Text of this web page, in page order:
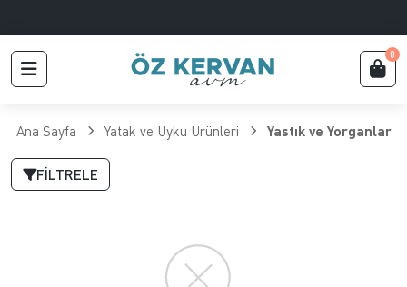
0
Ana Sayfa Yatak ve Uyku Ürünleri Yastık ve Yorganlar
FILTRELE